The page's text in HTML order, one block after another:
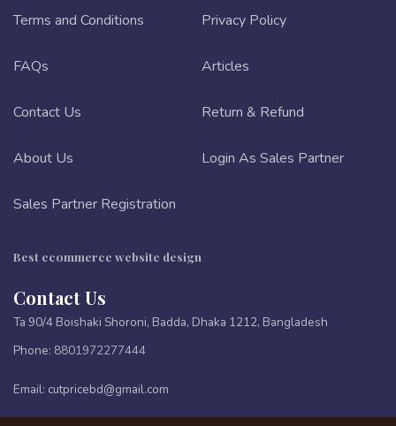
Terms and Conditions Privacy Policy
FAQs Articles
Contact Us Return & Refund
About Us Login As Sales Partner
Sales Partner Registration
Best ecommerce website design
Contact Us
Ta 90/4 Boishaki Shoroni, Badda, Dhaka 1212, Bangladesh
Phone: 8801972277444
Email: cutpricebd@gmail.com